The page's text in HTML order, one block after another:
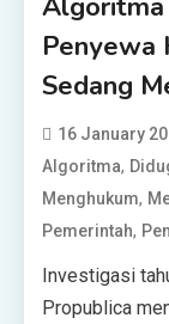
Algoritma
Penyewa
Sedang
16 January
Algoritma,
Menghukum,
Pemerintah,
Investigasi
Propublica